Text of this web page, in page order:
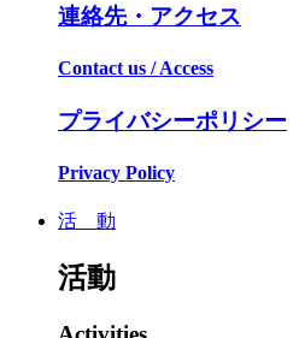
連絡先・アクセス
Contact us / Access
プライバシーポリシー
Privacy Policy
活 動
活動